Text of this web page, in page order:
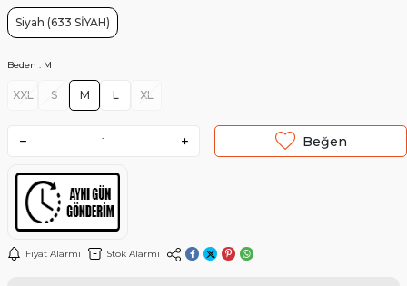
Siyah (633 SİYAH)
Beden : M
XXL S M L XL
Beğen
Fiyat Alarmı Stok Alarmı